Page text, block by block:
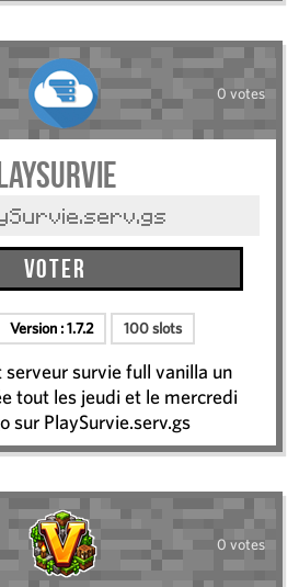
0 votes
Voter
Version :1.7.2 100 slots
survie full vanilla un
tout les jeudi et le mercredi
sur PlaySurvie.serv.gs
0 votes